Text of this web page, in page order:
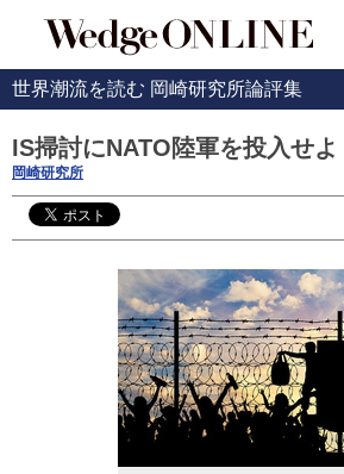
世界潮流を読む 岡崎研究所論評集
IS掃討にNATO陸軍を投入せよ
岡崎研究所